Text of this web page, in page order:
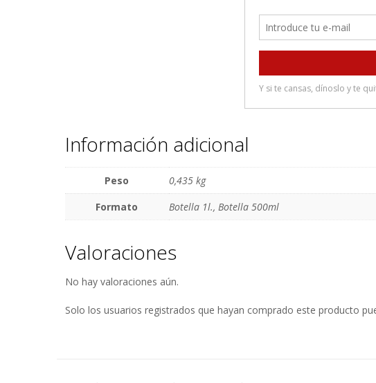
Información adicional
Peso
0,435 kg
Formato
Botella 1l., Botella 500ml
Valoraciones
No hay valoraciones aún.
Solo los usuarios registrados que hayan comprado este producto